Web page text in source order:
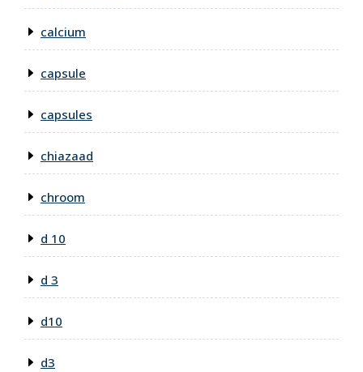
calcium
capsule
capsules
chiazaad
chroom
d 10
d 3
d10
d3